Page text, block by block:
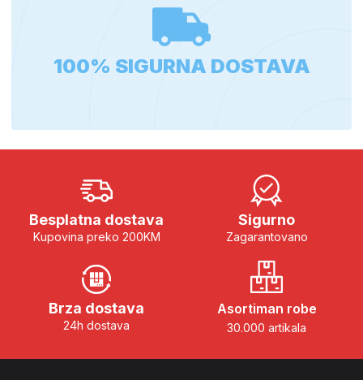
100% SIGURNA DOSTAVA
Besplatna dostava
Kupovina preko 200KM
Sigurno
Zagarantovano
Brza dostava
24h dostava
Asortiman robe
30.000 artikala